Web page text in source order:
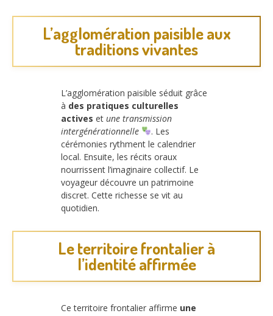
L’agglomération paisible aux
traditions vivantes
L’agglomération paisible séduit grâce
à des pratiques culturelles
actives et une transmission
intergénérationnelle
. Les
cérémonies rythment le calendrier
local. Ensuite, les récits oraux
nourrissent l’imaginaire collectif. Le
voyageur découvre un patrimoine
discret. Cette richesse se vit au
quotidien.
Le territoire frontalier à
l’identité affirmée
Ce territoire frontalier affirme une